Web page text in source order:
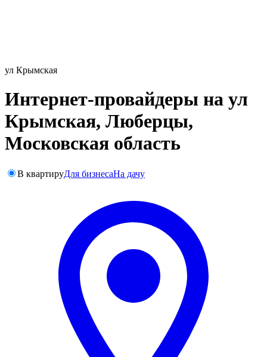
ул Крымская
Интернет-провайдеры на ул
Крымская, Люберцы,
Московская область
В квартируДля бизнесаНа дачу